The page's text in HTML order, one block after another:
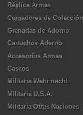
Réplica Armas
Cargadores de Colección
Granadas de Adorno
Cartuchos Adorno
Accesorios Armas
Cascos
Militaria Wehrmacht
Militaria U.S.A.
Militaria Otras Naciones